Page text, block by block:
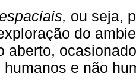
ou seja,
do
aberto,
humanos e não